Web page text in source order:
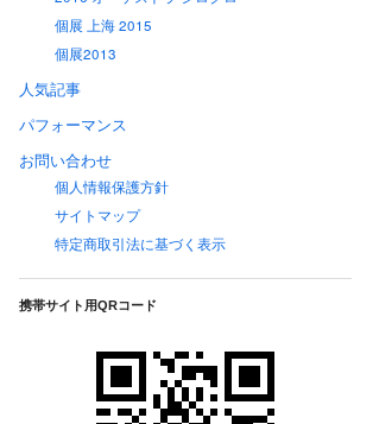
個展 上海 2015
個展2013
人気記事
パフォーマンス
お問い合わせ
個人情報保護方針
サイトマップ
特定商取引法に基づく表示
携帯サイト用QRコード